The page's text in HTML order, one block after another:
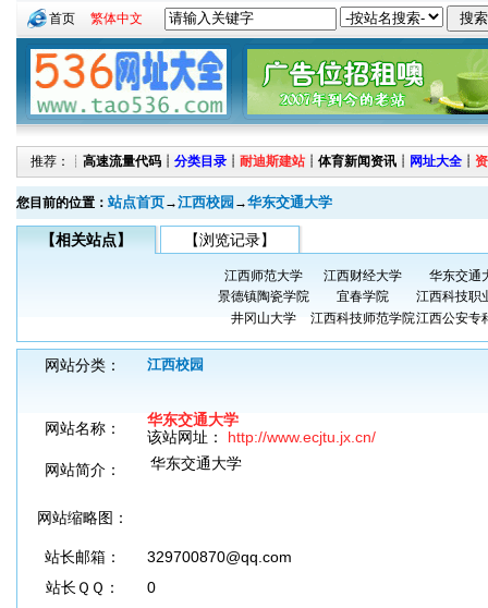
首页 繁体中文
推荐：┊ 高速流量代码 ┊ 分类目录 ┊ 耐迪斯建站 ┊ 体育新闻资讯 ┊ 网址大全 ┊
您目前的位置： 站点首页→江西校园 →华东交通大学
【相关站点】 【浏览记录】
江西师范大学 江西财经大学
华东交通
景德镇陶瓷学院
宜春学院
江西科技职
井冈山大学
江西科技师范学院江西公安专
网站分类： 江西校园
网站名称：
华东交通大学
该站网址： http://www.ecjtu.jx.cn/
网站简介：
华东交通大学
网站缩略图：
站长邮箱：
329700870@qq.com
站长ＱＱ：
0